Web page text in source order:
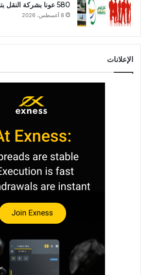
580 عونا بشركة النقل بتونس !!
8 أغسطس، 2026
الإعلانات